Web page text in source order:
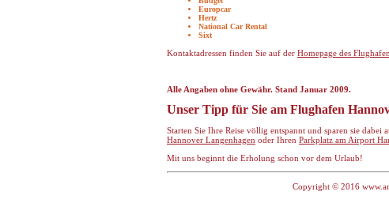
Europcar
Hertz
National Car Rental
Sixt
Kontaktadressen finden Sie auf der Homepage des
Alle Angaben ohne Gewähr. Stand Januar 2009.
Unser Tipp für Sie am Flughafen
Starten Sie Ihre Reise völlig entspannt und sparen sie
Hannover Langenhagen oder Ihren Parkplatz am Airport
Mit uns beginnt die Erholung schon vor dem Urlaub!
Copyright © 2016